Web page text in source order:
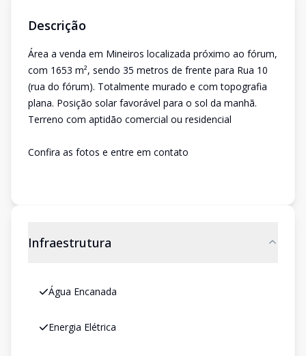
Descrição
Área a venda em Mineiros localizada próximo ao fórum,
com 1653 m², sendo 35 metros de frente para Rua 10
(rua do fórum). Totalmente murado e com topografia
plana. Posição solar favorável para o sol da manhã.
Terreno com aptidão comercial ou residencial
Confira as fotos e entre em contato
Infraestrutura
Água Encanada
Energia Elétrica